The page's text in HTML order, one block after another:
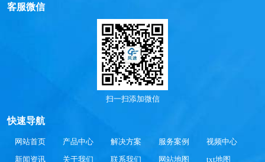
客服微信
扫一扫添加微信
快速导航
网站首页 产品中心 解决方案 服务案例
视频中心
新闻资讯
关于我们 联系我们 网站地图 txt地图